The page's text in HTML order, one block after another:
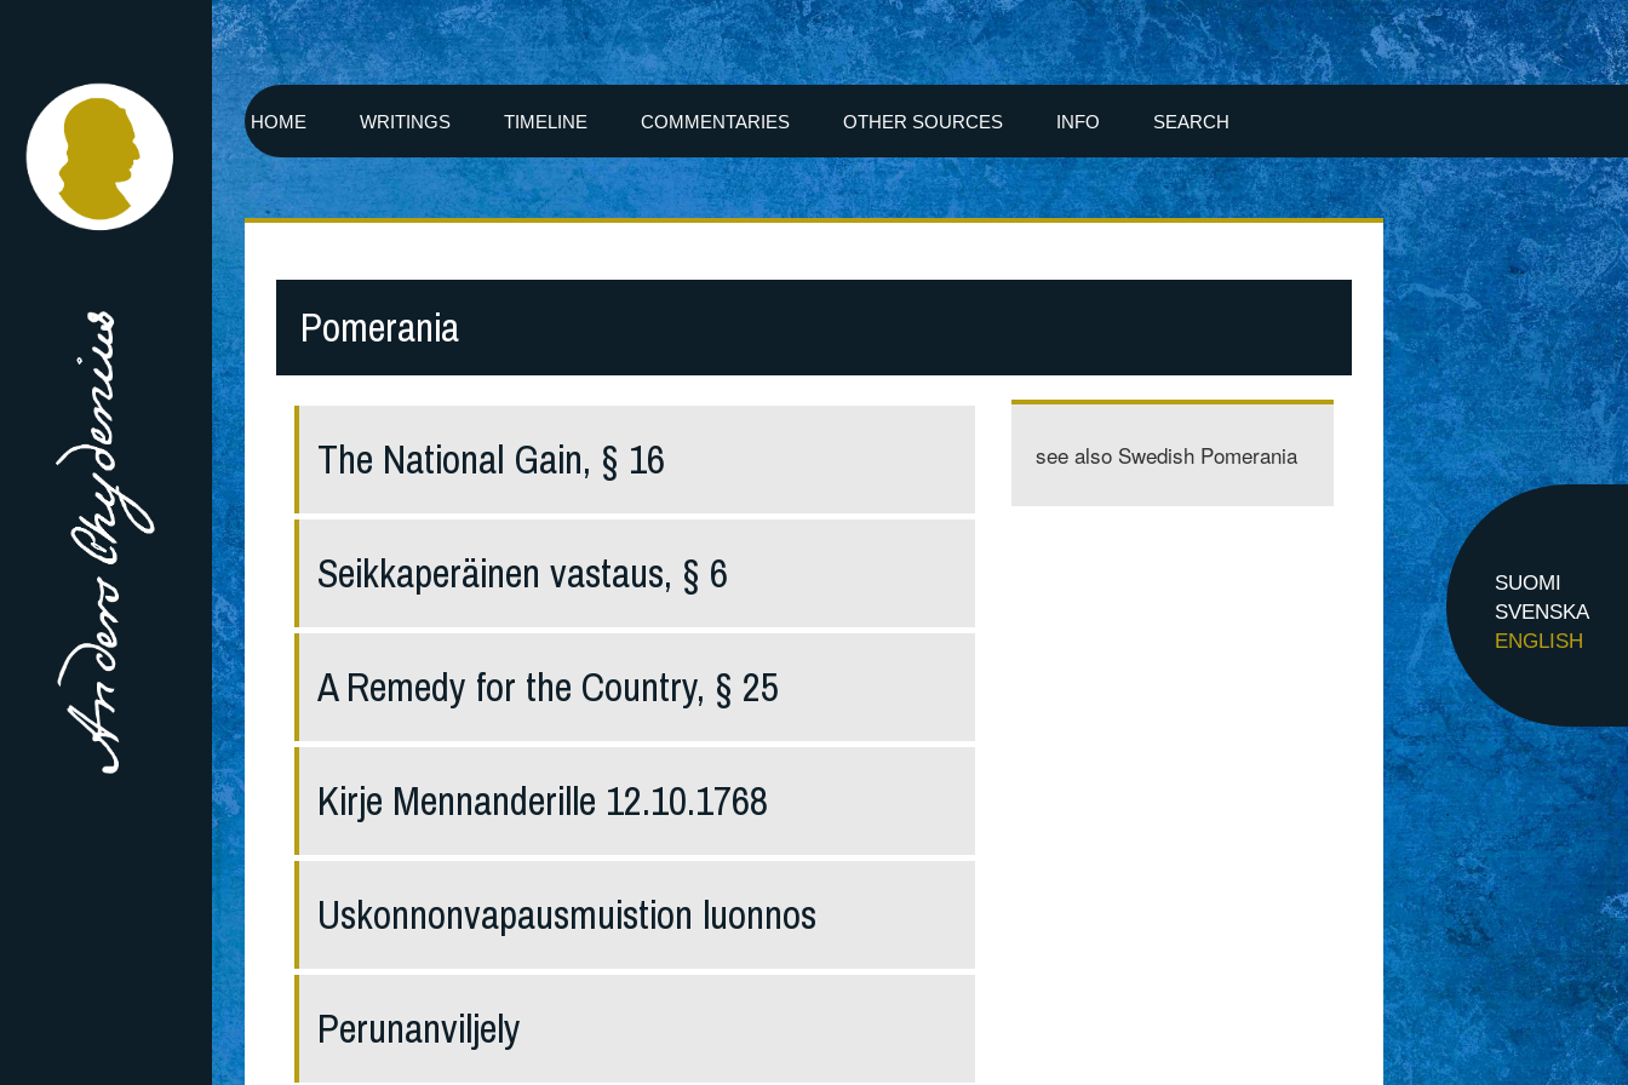
HOME WRITINGS TIMELINE COMMENTARIES OTHER SOURCES INFO SEARCH
SUOMI
SVENSKA
ENGLISH
Pomerania
The National Gain, § 16
Seikkaperäinen vastaus, § 6
A Remedy for the Country, § 25
Kirje Mennanderille 12.10.1768
Uskonnonvapausmuistion luonnos
Perunanviljely
see also Swedish Pomerania